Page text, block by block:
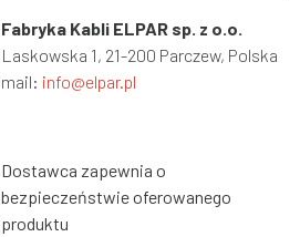
Fabryka Kabli ELPAR sp. z o.o.
Laskowska 1, 21-200 Parczew, Polska
mail: info@elpar.pl
Dostawca zapewnia o
bezpieczeństwie oferowanego
produktu